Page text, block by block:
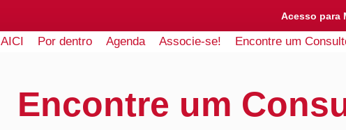
Acesso para
AICI Por dentro Agenda Associe-se! Encontre um
Encontre um